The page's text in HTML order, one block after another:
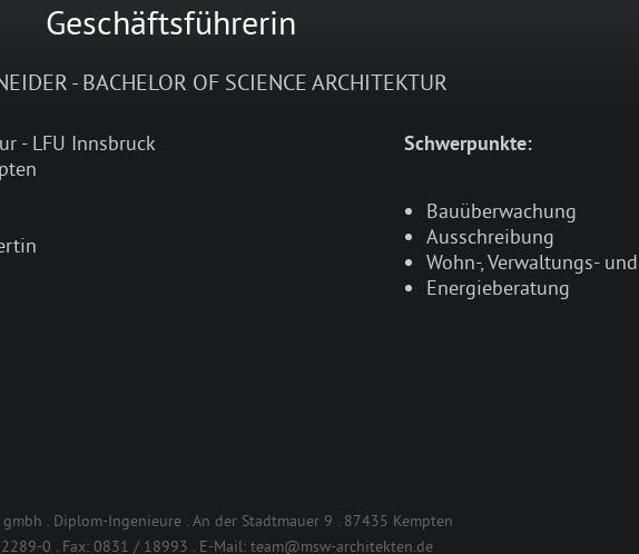
Geschäftsführerin
- BACHELOR OF SCIENCE ARCHITEKTUR
- LFU Innsbruck
Schwerpunkte:
Bauüberwachung
Ausschreibung
Wohn-, Verwaltungs-
Energieberatung
. Diplom-Ingenieure . An der Stadtmauer 9 . 87435 Kempten
0 . Fax: 0831 / 18993 . E-Mail: team@msw-architekten.de